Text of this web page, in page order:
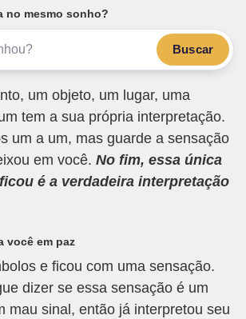
no mesmo sonho?
Buscar
um objeto, um lugar, uma
tem a sua própria interpretação.
um a um, mas guarde a sensação
em você. No fim, essa única
é a verdadeira interpretação
você em paz
e ficou com uma sensação.
dizer se essa sensação é um
mau sinal, então já interpretou seu